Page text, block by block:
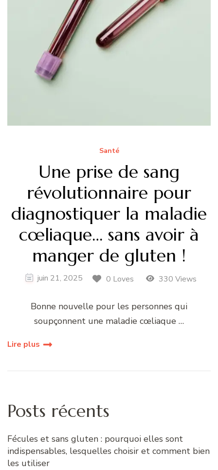
Santé
Une prise de sang
révolutionnaire pour
diagnostiquer la maladie
cœliaque… sans avoir à
manger de gluten !
juin 21, 2025 0 Loves 330 Views
Bonne nouvelle pour les personnes qui
soupçonnent une maladie cœliaque …
Lire plus
Posts récents
Fécules et sans gluten : pourquoi elles sont
indispensables, lesquelles choisir et comment bien
les utiliser